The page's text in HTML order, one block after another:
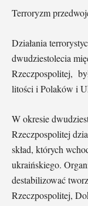
Terroryzm
Działania
dwudziestolecia
Rzeczpospolitej,
litości i Polaków i
W okresie
Rzeczpospolitej
skład, których
ukraińskiego.
destabilizować
Rzeczpospolitej,